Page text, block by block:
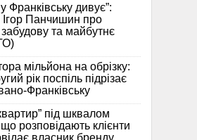
Франківську дивує”:
Ігор Панчишин про
та майбутнє
мільйона на обрізку:
рік поспіль підрізає
Франківську
під шквалом
що розповідають клієнти
власник бренду